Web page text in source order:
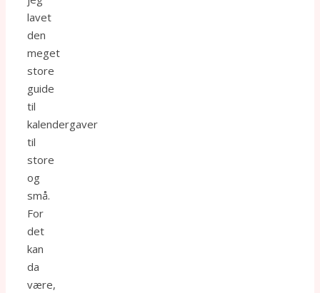
lavet
den
meget
store
guide
til
kalendergaver
til
store
og
små.
For
det
kan
da
være,